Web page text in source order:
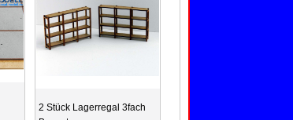
2 Stück Lagerregal 3fach